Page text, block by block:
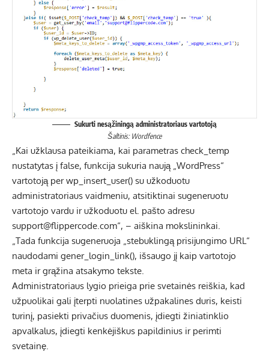
Sukurti nesąžiningą administratoriaus vartotoją
Šaltinis: Wordfence
„Kai užklausa pateikiama, kai parametras check_temp
nustatytas į false, funkcija sukuria naują „WordPress“
vartotoją per wp_insert_user() su užkoduotu
administratoriaus vaidmeniu, atsitiktinai sugeneruotu
vartotojo vardu ir užkoduotu el. pašto adresu
support@flippercode.com“, – aiškina mokslininkai.
„Tada funkcija sugeneruoja „stebuklingą prisijungimo URL“
naudodami gener_login_link(), išsaugo jį kaip vartotojo
meta ir grąžina atsakymo tekste.
Administratoriaus lygio prieiga prie svetainės reiškia, kad
užpuolikai gali įterpti nuolatines užpakalines duris, keisti
turinį, pasiekti privačius duomenis, įdiegti žiniatinklio
apvalkalus, įdiegti kenkėjiškus papildinius ir perimti
svetainę.